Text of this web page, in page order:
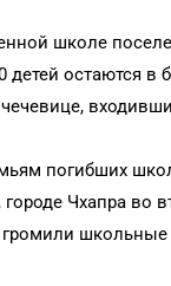
школе
детей остаются
погибших
Чхапра во
школьные